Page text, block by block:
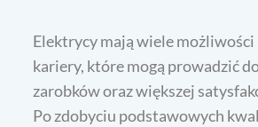
Elektrycy mają wiele
kariery, które mogą prowadzić
zarobków oraz większej
Po zdobyciu podstawowych